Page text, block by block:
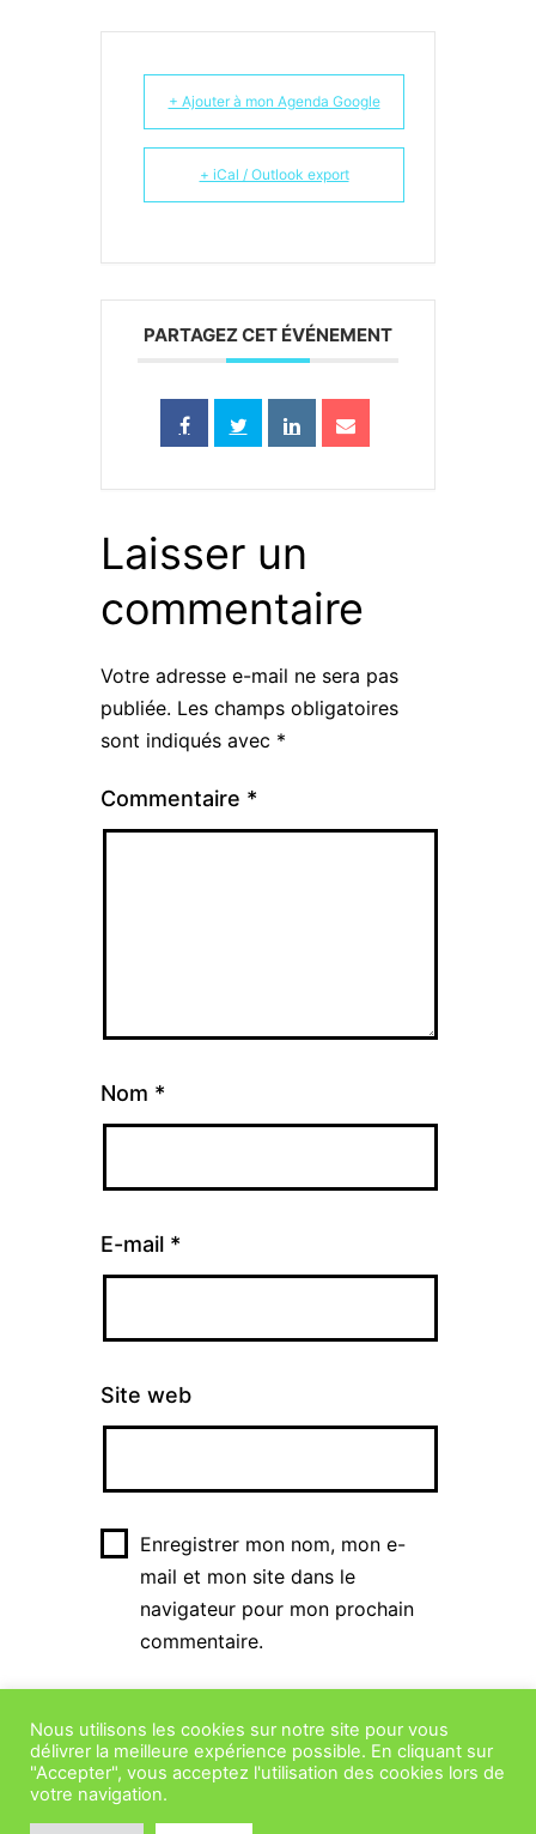
+ Ajouter à mon Agenda Google
+ iCal / Outlook export
PARTAGEZ CET ÉVÉNEMENT
Laisser un
commentaire
Votre adresse e-mail ne sera pas
publiée. Les champs obligatoires
sont indiqués avec *
Commentaire *
Nom *
E-mail *
Site web
Enregistrer mon nom, mon e-
mail et mon site dans le
navigateur pour mon prochain
commentaire.
Nous utilisons les cookies sur notre site pour vous
délivrer la meilleure expérience possible. En cliquant sur
"Accepter", vous acceptez l'utilisation des cookies lors de
votre navigation.